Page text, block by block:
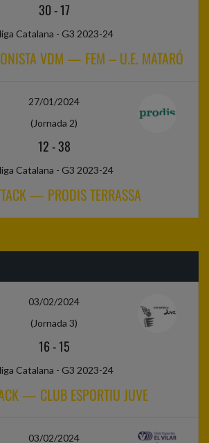
30-17
Catalana - G3 2023-24
VDM — FEM – U.E. MATARÓ
27/01/2024
(Jornada 2)
12-38
Catalana - G3 2023-24
— PRODIS TERRASSA
03/02/2024
(Jornada 3)
16-15
Catalana - G3 2023-24
— CLUB ESPORTIU JUVE
03/02/2024